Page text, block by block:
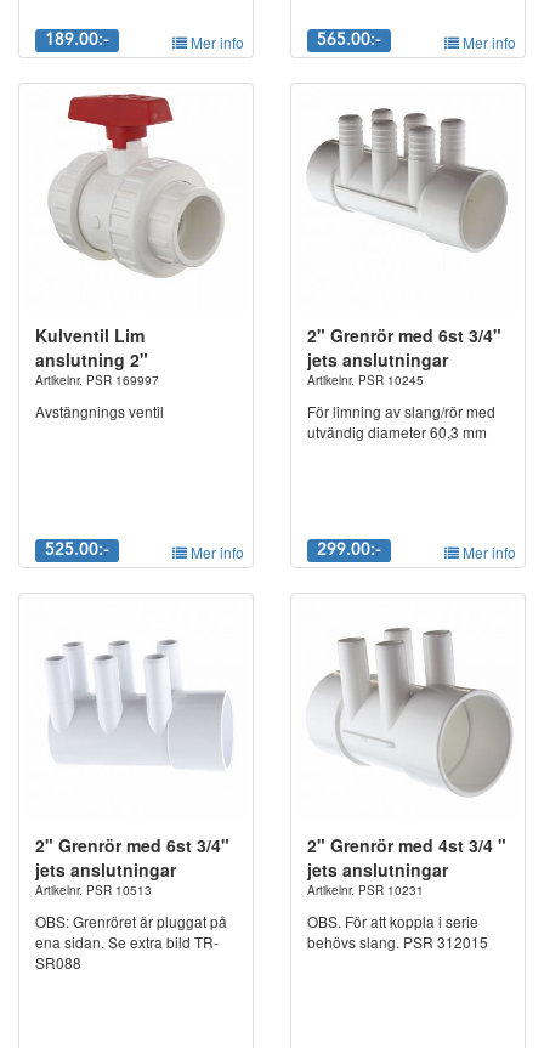
189.00:- Mer info 565.00:- Mer info
Kulventil Lim
anslutning 2"
Artikelnr. PSR 169997
Avstängnings ventil
525.00:- Mer info
2" Grenrör med 6st 3/4"
jets anslutningar
Artikelnr. PSR 10245
För limning av slang/rör med
utvändig diameter 60,3 mm
299.00:- Mer info
2" Grenrör med 6st 3/4"
jets anslutningar
Artikelnr. PSR 10513
OBS: Grenröret är pluggat på
ena sidan. Se extra bild TR-
SR088
2" Grenrör med 4st 3/4 "
jets anslutningar
Artikelnr. PSR 10231
OBS. För att koppla i serie
behövs slang. PSR 312015